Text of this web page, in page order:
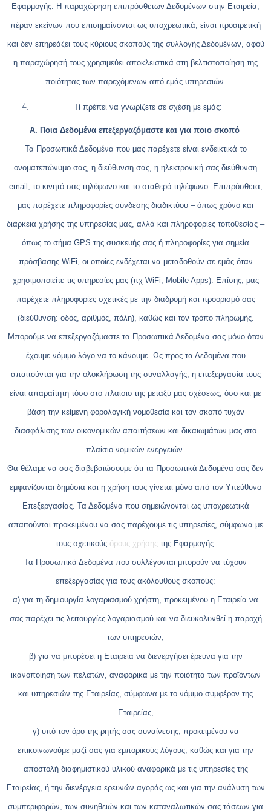
Εφαρμογής. Η παραχώρηση επιπρόσθετων Δεδομένων στην Εταιρεία,
πέραν εκείνων που επισημαίνονται ως υποχρεωτικά, είναι προαιρετική
και δεν επηρεάζει τους κύριους σκοπούς της συλλογής Δεδομένων, αφού
η παραχώρησή τους χρησιμεύει αποκλειστικά στη βελτιστοποίηση της
ποιότητας των παρεχόμενων από εμάς υπηρεσιών.
Τί πρέπει να γνωρίζετε σε σχέση με εμάς:
Α. Ποια Δεδομένα επεξεργαζόμαστε και για ποιο σκοπό
Τα Προσωπικά Δεδομένα που μας παρέχετε είναι ενδεικτικά το
ονοματεπώνυμο σας, η διεύθυνση σας, η ηλεκτρονική σας διεύθυνση
email, το κινητό σας τηλέφωνο και το σταθερό τηλέφωνο. Επιπρόσθετα,
μας παρέχετε πληροφορίες σύνδεσης διαδικτύου – όπως χρόνο και
διάρκεια χρήσης της υπηρεσίας μας, αλλά και πληροφορίες τοποθεσίας –
όπως το σήμα GPS της συσκευής σας ή πληροφορίες για σημεία
πρόσβασης WiFi, οι οποίες ενδέχεται να μεταδοθούν σε εμάς όταν
χρησιμοποιείτε τις υπηρεσίες μας (πχ WiFi, Mobile Apps). Επίσης, μας
παρέχετε πληροφορίες σχετικές με την διαδρομή και προορισμό σας
(διεύθυνση: οδός, αριθμός, πόλη), καθώς και τον τρόπο πληρωμής.
Μπορούμε να επεξεργαζόμαστε τα Προσωπικά Δεδομένα σας μόνο όταν
έχουμε νόμιμο λόγο να το κάνουμε. Ως προς τα Δεδομένα που
απαιτούνται για την ολοκλήρωση της συναλλαγής, η επεξεργασία τους
είναι απαραίτητη τόσο στο πλαίσιο της μεταξύ μας σχέσεως, όσο και με
βάση την κείμενη φορολογική νομοθεσία και τον σκοπό τυχόν
διασφάλισης των οικονομικών απαιτήσεων και δικαιωμάτων μας στο
πλαίσιο νομικών ενεργειών.
Θα θέλαμε να σας διαβεβαιώσουμε ότι τα Προσωπικά Δεδομένα σας δεν
εμφανίζονται δημόσια και η χρήση τους γίνεται μόνο από τον Υπεύθυνο
Επεξεργασίας. Τα Δεδομένα που σημειώνονται ως υποχρεωτικά
απαιτούνται προκειμένου να σας παρέχουμε τις υπηρεσίες, σύμφωνα με
τους σχετικούς όρους χρήσης της Εφαρμογής.
Τα Προσωπικά Δεδομένα που συλλέγονται μπορούν να τύχουν
επεξεργασίας για τους ακόλουθους σκοπούς:
α) για τη δημιουργία λογαριασμού χρήστη, προκειμένου η Εταιρεία να
σας παρέχει τις λειτουργίες λογαριασμού και να διευκολυνθεί η παροχή
των υπηρεσιών,
β) για να μπορέσει η Εταιρεία να διενεργήσει έρευνα για την
ικανοποίηση των πελατών, αναφορικά με την ποιότητα των προϊόντων
και υπηρεσιών της Εταιρείας, σύμφωνα με το νόμιμο συμφέρον της
Εταιρείας,
γ) υπό τον όρο της ρητής σας συναίνεσης, προκειμένου να
επικοινωνούμε μαζί σας για εμπορικούς λόγους, καθώς και για την
αποστολή διαφημιστικού υλικού αναφορικά με τις υπηρεσίες της
Εταιρείας, ή την διενέργεια ερευνών αγοράς ως και για την ανάλυση των
συμπεριφορών, των συνηθειών και των καταναλωτικών σας τάσεων για